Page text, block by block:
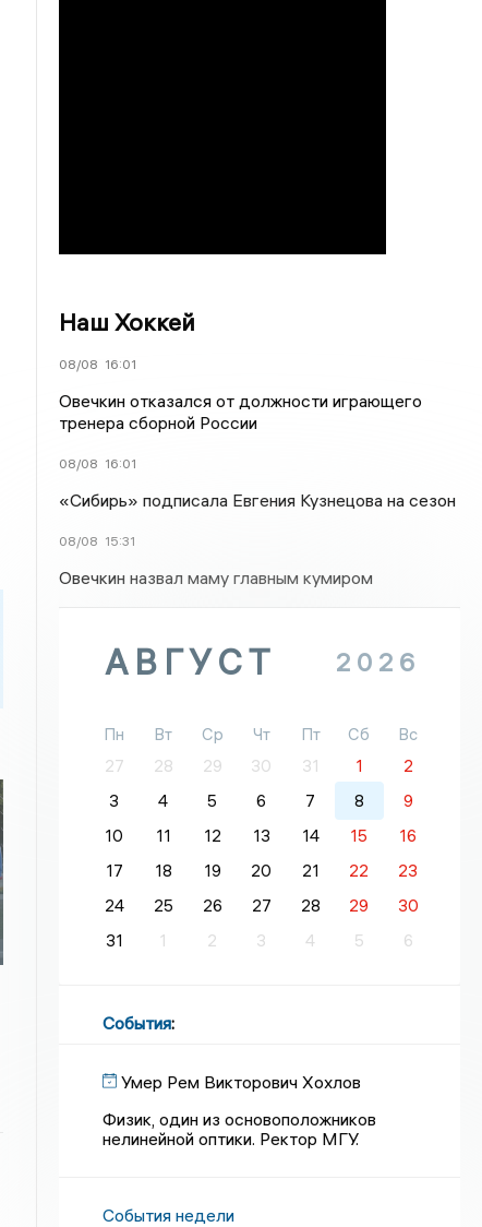
Наш Хоккей
08/08 16:01
Овечкин отказался от должности играющего
тренера сборной России
08/08 16:01
«Сибирь» подписала Евгения Кузнецова на сезон
08/08 15:31
Овечкин назвал маму главным кумиром
АВГУСТ 2026
Пн Вт Ср Чт Пт Сб
Вс
27
28 29 30 31 1
2
3
4 5 6 7 8
9
10
11 12 13 14 15
16
17
18 19 20 21 22
23
24
25 26 27 28 29
30
31
1 2 3 4 5 6
События:
Умер Рем Викторович Хохлов
Физик, один из основоположников
нелинейной оптики. Ректор МГУ.
События недели